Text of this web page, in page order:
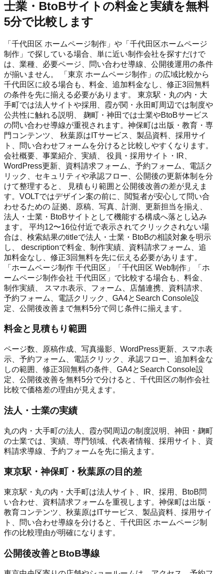
士業・BtoBサイトの料金と実績を無料
5分で比較します
「千代田区 ホームページ制作」や「千代田区ホームページ
制作」で探している場合、単に近い制作会社を探すだけで
は、業種、必要ページ、問い合わせ導線、公開後運用の条件
が揃いません。 「東京 ホームページ制作」の広域比較から
千代田区に絞る場合も、料金、追加料金なし、修正3回無料
の条件を先に揃える必要があります。 東京駅・丸の内・大
手町では法人サイトや採用、霞が関・永田町周辺では制度や
公共性に触れる説明、 麹町・神田では士業やBtoBサービス
の問い合わせ導線が重視されます。神保町は出版・教育・専
門コンテンツ、 秋葉原はITサービス、製品資料、採用サイ
ト、問い合わせフォームを分けると比較しやすくなります。
会社概要、事業紹介、実績、 役員・採用サイト・IR、
WordPress更新、資料請求フォーム、予約フォーム、電話ク
リック、セキュリティや承認フロー、公開後の更新体制を分
けて整理すると、 見積もり範囲と公開後改善の差が見えま
す。VOLTではデザイン案の前に、閲覧者が安心して問い合
わせるための 証拠、原稿、写真、計測、更新担当を揃え、
法人・士業・BtoBサイトとして機能する構成へ落とし込み
ます。 平均12〜16位付近で表示されてクリックされない場
合は、検索結果のtitleで法人・士業・BtoBの相談対象を明示
し、 descriptionで料金、制作実績、資料請求フォーム、追
加料金なし、修正3回無料を先に伝える必要があります。
「ホームページ制作 千代田区」「千代田区 Web制作」「ホ
ームページ制作会社 千代田区」で比較する場合も、料金、
制作実績、 スマホ表示、フォーム、店舗連携、資料請求、
予約フォーム、電話クリック、GA4とSearch Console設
定、公開後改善まで無料5分で同じ条件に揃えます。
料金と見積もり範囲
ページ数、原稿作成、写真撮影、WordPress更新、スマホ表
示、予約フォーム、電話クリック、承認フロー、追加料金な
しの範囲、修正3回無料の条件、GA4とSearch Console設
定、公開後改善を無料5分で分けると、千代田区の制作会社
比較で価格差の理由が見えます。
法人・士業の実績
丸の内・大手町の法人、霞が関周辺の制度説明、神田・麹町
の士業では、実績、専門領域、代表者情報、採用サイト、資
料請求導線、予約フォームを先に揃えます。
東京駅・神保町・秋葉原の目的差
東京駅・丸の内・大手町は法人サイト、IR、採用、BtoB問
い合わせ、資料請求フォームを重視します。神保町は出版・
教育コンテンツ、秋葉原はITサービス、製品資料、採用サイ
ト、問い合わせ導線を分けると、千代田区 ホームページ制
作の比較理由が明確になります。
公開後改善とBtoB導線